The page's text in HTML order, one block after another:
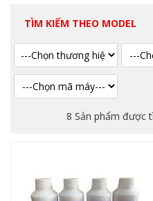
TÌM KIẾM THEO MODEL
8 Sản phẩm được